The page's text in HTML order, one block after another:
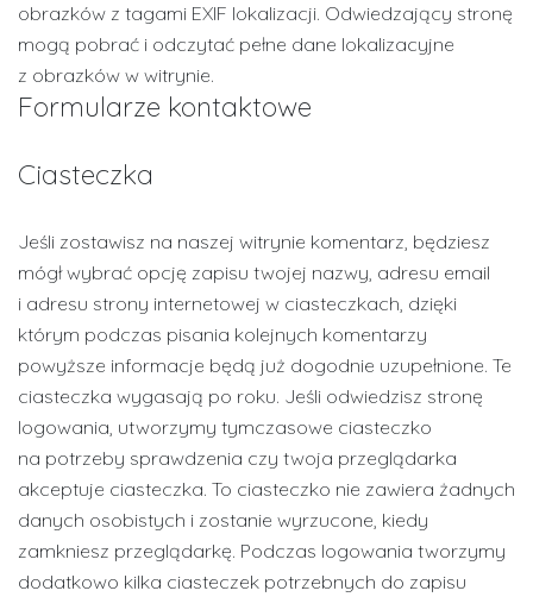
obrazków z tagami EXIF lokalizacji. Odwiedzający stronę
mogą pobrać i odczytać pełne dane lokalizacyjne
z obrazków w witrynie.
Formularze kontaktowe
Ciasteczka
Jeśli zostawisz na naszej witrynie komentarz, będziesz
mógł wybrać opcję zapisu twojej nazwy, adresu email
i adresu strony internetowej w ciasteczkach, dzięki
którym podczas pisania kolejnych komentarzy
powyższe informacje będą już dogodnie uzupełnione. Te
ciasteczka wygasają po roku. Jeśli odwiedzisz stronę
logowania, utworzymy tymczasowe ciasteczko
na potrzeby sprawdzenia czy twoja przeglądarka
akceptuje ciasteczka. To ciasteczko nie zawiera żadnych
danych osobistych i zostanie wyrzucone, kiedy
zamkniesz przeglądarkę. Podczas logowania tworzymy
dodatkowo kilka ciasteczek potrzebnych do zapisu